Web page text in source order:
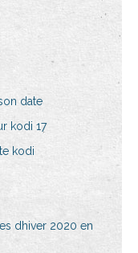
date
kodi 17
kodi
dhiver 2020 en